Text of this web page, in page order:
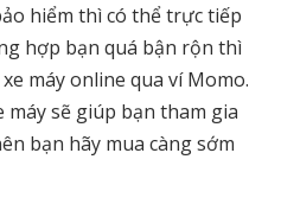
hiểm thì có thể trực tiếp
hợp bạn quá bận rộn thì
máy online qua ví Momo.
máy sẽ giúp bạn tham gia
bạn hãy mua càng sớm